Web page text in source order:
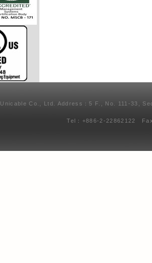
Unicable Co., Ltd. Address：5 F., No. 111-33,
Tel：+886-2-22862122